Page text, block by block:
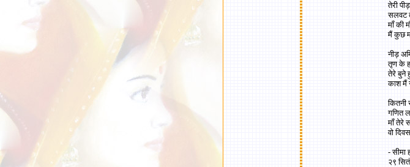
तेरी
सलवट
माँ की
मैं कुछ
नीड़
तृण के
तेरे बुने
काश मैं
कितनी
गणित
माँ तेरे
वो
- सीमा
२९